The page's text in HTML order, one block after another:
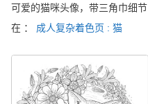
可爱的猫咪头像，带三角巾细节
在 ： 成人复杂着色页 : 猫